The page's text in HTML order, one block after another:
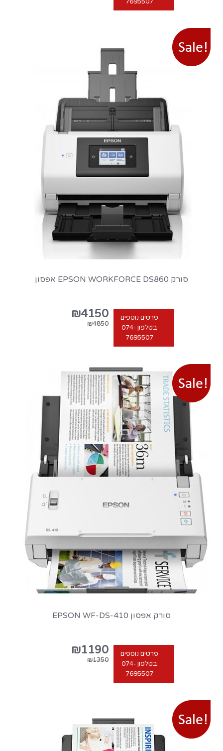
סורק EPSON WORKFORCE DS860 אפסון
פרטים נוספים
בטלפון 074-
7695507
₪4150
₪4850
סורק אפסון EPSON WF-DS-410
פרטים נוספים
בטלפון 074-
7695507
₪1190
₪1350